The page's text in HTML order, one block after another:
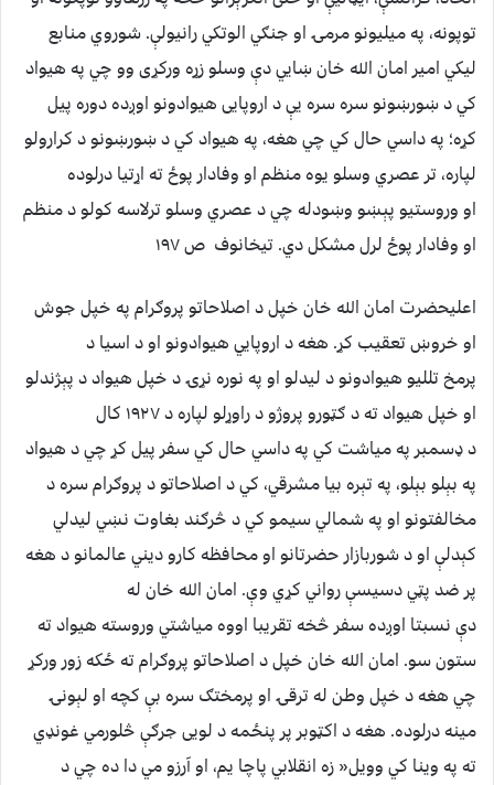
توپونه، په میلیونو مرمۍ او جنګي الوتکي رانیولې. شوروي منابع
لیکي امیر امان الله خان ښايي دې وسلو زړه ورکړی وو چي په هیواد
کي د ښورښونو سره سره یې د اروپایی هیوادونو اوږده دوره پیل
کړه؛ په داسي حال کي چي هغه، په هیواد کي د ښورښونو د کرارولو
لپاره، تر عصري وسلو یوه منظم او وفادار پوځ ته اړتیا درلوده
او وروستیو پېښو وښودله چي د عصري وسلو ترلاسه کولو د منظم
او وفادار پوځ لرل مشکل دي. تیخانوف ص ۱۹۷
اعلیحضرت امان الله خان خپل د اصلاحاتو پروګرام په خپل جوش
او خروښ تعقیب کړ. هغه د اروپايي هیوادونو او د اسیا د
پرمخ تللیو هیوادونو د لیدلو او په نوره نړۍ د خپل هیواد د پېژندلو
او خپل هیواد ته د ګټورو پروژو د راوړلو لپاره د ۱۹۲۷ کال
د ډسمبر په میاشت کي په داسي حال کي سفر پیل کړ چي د هیواد
په بېلو بېلو، په تېره بیا مشرقي، کي د اصلاحاتو د پروګرام سره د
مخالفتونو او په شمالي سیمو کي د څرګند بغاوت نښي لیدلي
کېدلې او د شوربازار حضرتانو او محافظه کارو دیني عالمانو د هغه
پر ضد پټي دسیسې رواني کړي وې. امان الله خان له
دې نسبتا اوږده سفر څخه تقریبا اووه میاشتي وروسته هیواد ته
ستون سو. امان الله خان خپل د اصلاحاتو پروګرام ته ځکه زور ورکړ
چي هغه د خپل وطن له ترقۍ او پرمختګ سره بې کچه او لېونۍ
مینه درلوده. هغه د اکټوبر پر پنځمه د لویی جرګې څلورمي غونډي
ته په وینا کي وویل« زه انقلابي پاچا یم، او آرزو مي دا ده چي د